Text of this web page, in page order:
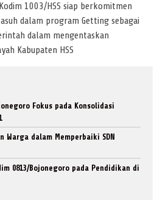
1003/HSS siap berkomitmen
dalam program Getting sebagai
dalam mengentaskan
Kabupaten HSS
Fokus pada Konsolidasi
Warga dalam Memperbaiki SDN
0813/Bojonegoro pada Pendidikan di